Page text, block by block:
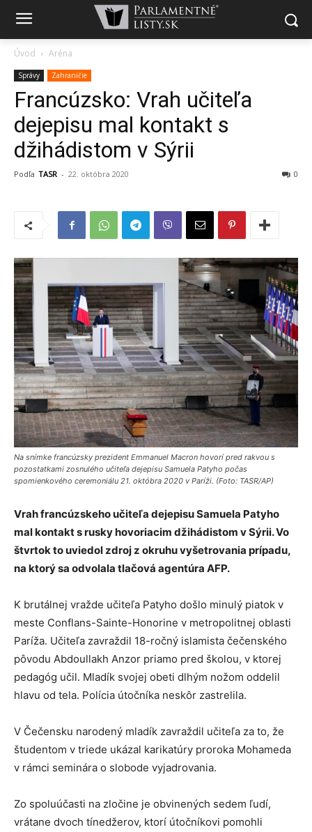
Úvod Aréna
Správy Zahraničie
Francúzsko: Vrah učiteľa
dejepisu mal kontakt s
džihádistom v Sýrii
Podľa TASR - 22. októbra 2020 0
Na snímke francúzsky prezident Emmanuel Macron hovorí pred rakvou s
pozostatkami zosnulého učiteľa dejepisu Samuela Patyho počas
spomienkového ceremoniálu 21. októbra 2020 v Paríži. (Foto: TASR/AP)
Vrah francúzskeho učiteľa dejepisu Samuela Patyho
mal kontakt s rusky hovoriacim džihádistom v Sýrii. Vo
štvrtok to uviedol zdroj z okruhu vyšetrovania prípadu,
na ktorý sa odvolala tlačová agentúra AFP.
K brutálnej vražde učiteľa Patyho došlo minulý piatok v
meste Conflans-Sainte-Honorine v metropolitnej oblasti
Paríža. Učiteľa zavraždil 18-ročný islamista čečenského
pôvodu Abdoullakh Anzor priamo pred školou, v ktorej
pedagóg učil. Mladík svojej obeti dlhým nožom oddelil
hlavu od tela. Polícia útočníka neskôr zastrelila.
V Čečensku narodený mladík zavraždil učiteľa za to, že
študentom v triede ukázal karikatúry proroka Mohameda
v rámci seminára o slobode vyjadrovania.
Zo spoluúčasti na zločine je obvinených sedem ľudí,
vrátane dvoch tínedžerov, ktorí útočníkovi pomohli